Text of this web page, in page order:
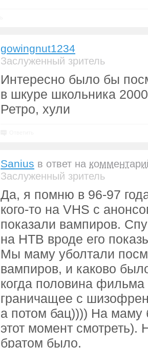
gowingnut1234
Заслуженный зритель
Интересно было бы
в шкуре школьника
Ретро, хули
Sanius в ответ на
Заслуженный зритель
Да, я помню в 96-97
кого-то на VHS с
показали вампиров.
на НТВ вроде его
Мы маму уболтали
вампиров, и каково
когда половина
граничащее с
а потом бац)))) На маму
этот момент смотреть).
братом было.